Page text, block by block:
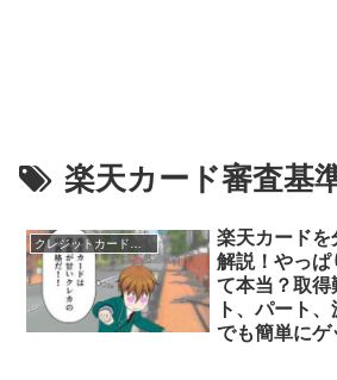
楽天カード審査基
楽天カードを
解説！やっぱ
て本当？取得
ト、パート
でも簡単にゲ